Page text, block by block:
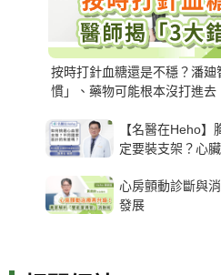
按時打針血糖還是不穩？潘
慣」、藥物可能根本沒打進去
【名醫在Heho
定要裝支架？心
心房顫動診斷與
發展